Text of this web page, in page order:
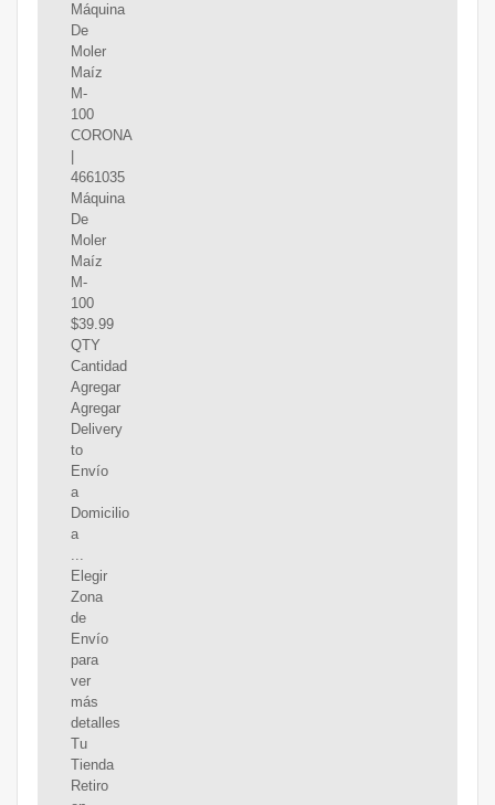
Máquina
De
Moler
Maíz
M-
100
CORONA
4661035
Máquina
De
Moler
Maíz
M-
100
$39.99
QTY
Cantidad
Agregar
Agregar
Delivery
to
Envío
a
Domicilio
a
...
Elegir
Zona
de
Envío
para
ver
más
detalles
Tu
Tienda
Retiro